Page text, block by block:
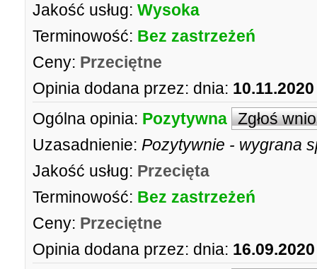
Jakość usług: Wysoka
Terminowość: Bez zastrzeżeń
Ceny: Przeciętne
Opinia dodana przez: dnia:
Ogólna opinia: Pozytywna Zgłoś
Uzasadnienie: Pozytywnie - wygrana
Jakość usług: Przecięta
Terminowość: Bez zastrzeżeń
Ceny: Przeciętne
Opinia dodana przez: dnia: